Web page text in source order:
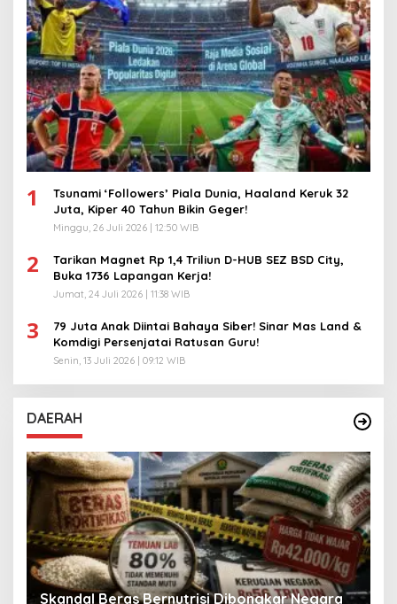
1
Tsunami ‘Followers’ Piala Dunia, Haaland Keruk 32
Juta, Kiper 40 Tahun Bikin Geger!
Minggu, 26 Juli 2026 | 12:50 WIB
2
Tarikan Magnet Rp 1,4 Triliun D-HUB SEZ BSD City,
Buka 1736 Lapangan Kerja!
Jumat, 24 Juli 2026 | 11:38 WIB
3
79 Juta Anak Diintai Bahaya Siber! Sinar Mas Land &
Komdigi Persenjatai Ratusan Guru!
Senin, 13 Juli 2026 | 09:12 WIB
DAERAH
Skandal Beras Bernutrisi Dibongkar Negara